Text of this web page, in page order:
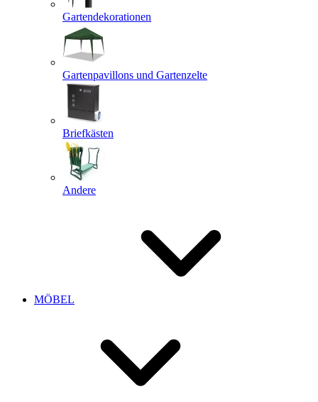
Gartendekorationen
Gartenpavillons und Gartenzelte
Briefkästen
Andere
MÖBEL